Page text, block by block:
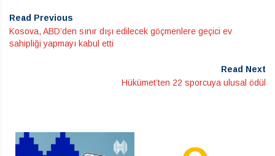
Read Previous
Kosova, ABD’den sınır dışı edilecek göçmenlere geçici ev
sahipliği yapmayı kabul etti
Read Next
Hükümet’ten 22 sporcuya ulusal ödül